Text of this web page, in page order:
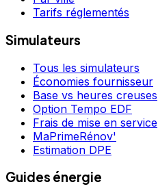
Tarifs réglementés
Simulateurs
Tous les simulateurs
Économies fournisseur
Base vs heures creuses
Option Tempo EDF
Frais de mise en service
MaPrimeRénov'
Estimation DPE
Guides énergie